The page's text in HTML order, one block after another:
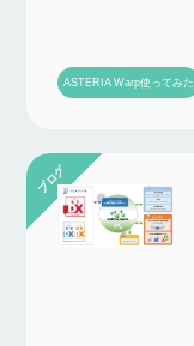
ASTERIA Warp使ってみた